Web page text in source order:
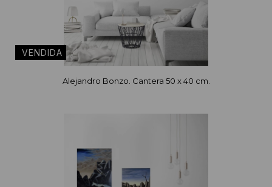
Alejandro Bonzo. Cantera 50 x 40 cm.